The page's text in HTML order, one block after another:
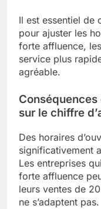
Il est essentiel de
pour ajuster les
forte affluence,
service plus
agréable.
sur le chiffre
Des horaires
significativement
Les entreprises
forte affluence
leurs ventes de
ne s’adaptent pas.